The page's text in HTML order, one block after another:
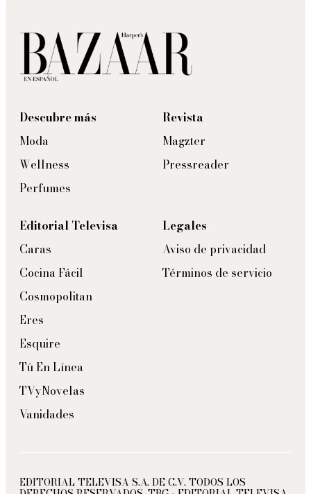
Descubre más
Moda
Wellness
Perfumes
Revista
Magzter
Pressreader
Editorial Televisa
Caras
Cocina Fácil
Cosmopolitan
Eres
Esquire
Tú En Línea
TVyNovelas
Vanidades
Legales
Aviso de privacidad
Términos de servicio
EDITORIAL TELEVISA S.A. DE C.V. TODOS LOS